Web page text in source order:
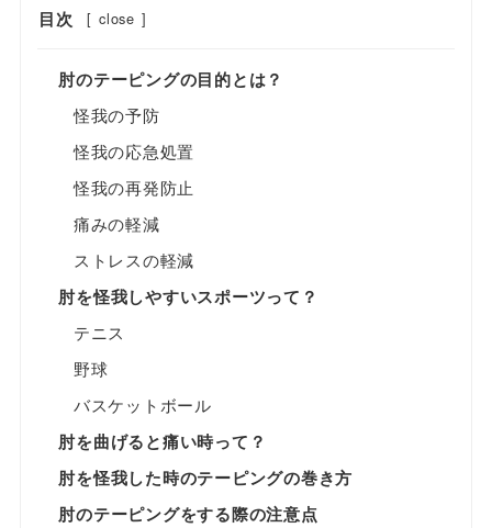
目次 [ close ]
肘のテーピングの目的とは？
怪我の予防
怪我の応急処置
怪我の再発防止
痛みの軽減
ストレスの軽減
肘を怪我しやすいスポーツって？
テニス
野球
バスケットボール
肘を曲げると痛い時って？
肘を怪我した時のテーピングの巻き方
肘のテーピングをする際の注意点